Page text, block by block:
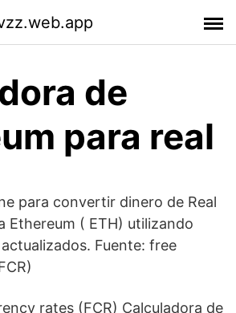
de
para real
para convertir dinero de Real
Ethereum ( ETH) utilizando
Fuente: free
rates (FCR) Calculadora de